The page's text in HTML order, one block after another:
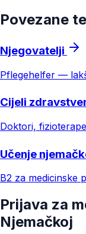
Povezane
Njegovatelji
Pflegehelfer —
Cijeli
Doktori,
Učenje
B2 za medicinske
Prijava za
Njemačkoj